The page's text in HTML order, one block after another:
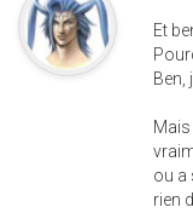
Et
Ben,
ou a
rien